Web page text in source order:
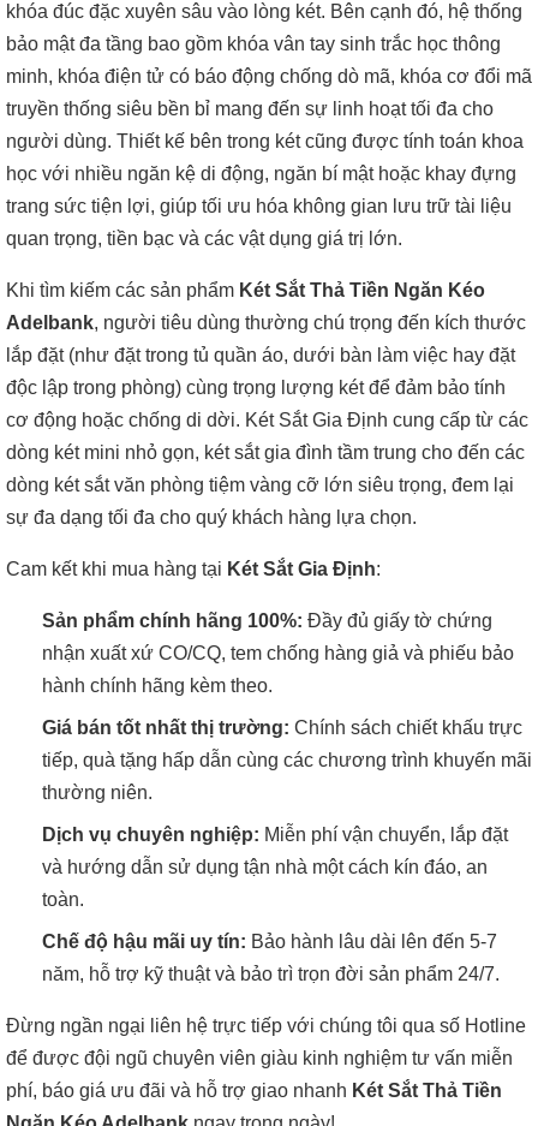
khóa đúc đặc xuyên sâu vào lòng két. Bên cạnh đó, hệ thống
bảo mật đa tầng bao gồm khóa vân tay sinh trắc học thông
minh, khóa điện tử có báo động chống dò mã, khóa cơ đổi mã
truyền thống siêu bền bỉ mang đến sự linh hoạt tối đa cho
người dùng. Thiết kế bên trong két cũng được tính toán khoa
học với nhiều ngăn kệ di động, ngăn bí mật hoặc khay đựng
trang sức tiện lợi, giúp tối ưu hóa không gian lưu trữ tài liệu
quan trọng, tiền bạc và các vật dụng giá trị lớn.
Khi tìm kiếm các sản phẩm Két Sắt Thả Tiền Ngăn Kéo
Adelbank, người tiêu dùng thường chú trọng đến kích thước
lắp đặt (như đặt trong tủ quần áo, dưới bàn làm việc hay đặt
độc lập trong phòng) cùng trọng lượng két để đảm bảo tính
cơ động hoặc chống di dời. Két Sắt Gia Định cung cấp từ các
dòng két mini nhỏ gọn, két sắt gia đình tầm trung cho đến các
dòng két sắt văn phòng tiệm vàng cỡ lớn siêu trọng, đem lại
sự đa dạng tối đa cho quý khách hàng lựa chọn.
Cam kết khi mua hàng tại Két Sắt Gia Định:
Sản phẩm chính hãng 100%: Đầy đủ giấy tờ chứng
nhận xuất xứ CO/CQ, tem chống hàng giả và phiếu bảo
hành chính hãng kèm theo.
Giá bán tốt nhất thị trường: Chính sách chiết khấu trực
tiếp, quà tặng hấp dẫn cùng các chương trình khuyến mãi
thường niên.
Dịch vụ chuyên nghiệp: Miễn phí vận chuyển, lắp đặt
và hướng dẫn sử dụng tận nhà một cách kín đáo, an
toàn.
Chế độ hậu mãi uy tín: Bảo hành lâu dài lên đến 5-7
năm, hỗ trợ kỹ thuật và bảo trì trọn đời sản phẩm 24/7.
Đừng ngần ngại liên hệ trực tiếp với chúng tôi qua số Hotline
để được đội ngũ chuyên viên giàu kinh nghiệm tư vấn miễn
phí, báo giá ưu đãi và hỗ trợ giao nhanh Két Sắt Thả Tiền